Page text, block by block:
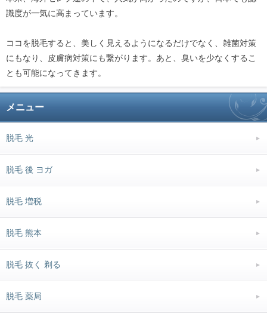
識度が一気に高まっています。
ココを脱毛すると、美しく見えるようになるだけでなく、雑菌対策
にもなり、皮膚病対策にも繋がります。あと、臭いを少なくするこ
とも可能になってきます。
メニュー
脱毛 光
脱毛 後 ヨガ
脱毛 増税
脱毛 熊本
脱毛 抜く 剃る
脱毛 薬局